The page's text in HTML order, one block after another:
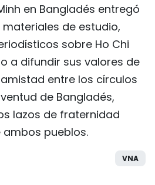
en Bangladés entregó
de estudio,
sobre Ho Chi
a difundir sus valores de
entre los círculos
de Bangladés,
lazos de fraternidad
pueblos.
VNA